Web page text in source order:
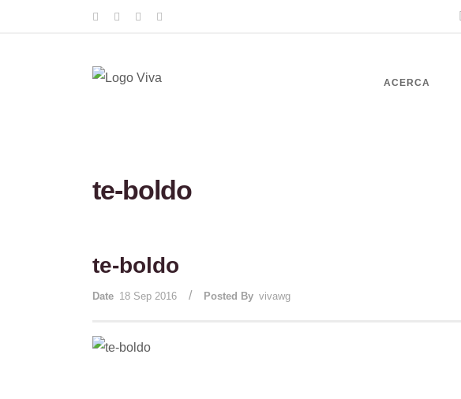
ACERCA
te-boldo
te-boldo
Date 18 Sep 2016 / Posted By vivawg